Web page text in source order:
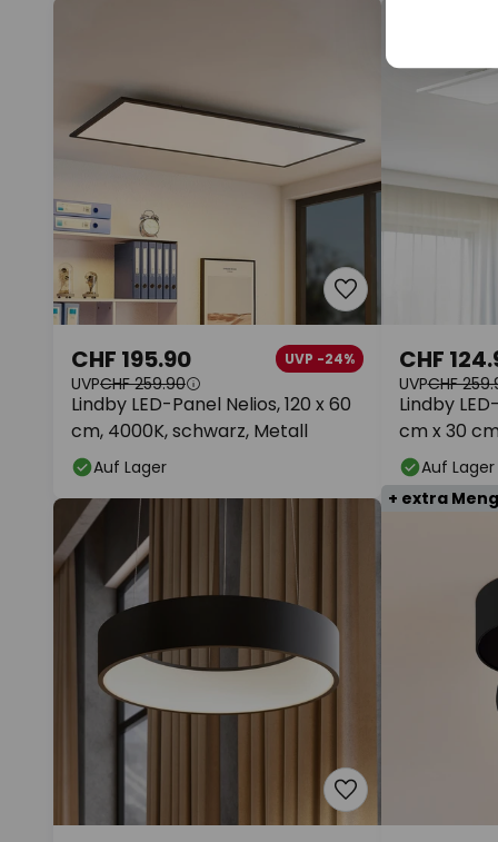
Lindby LED-Panel Nelios, 120 x 60
cm, 4000K, schwarz, Metall
CHF 195.90 UVP -24%
UVPCHF 259.90
Auf Lager
Lindby
cm x 30
CHF
UVPCHF
Auf Lager
+ extra